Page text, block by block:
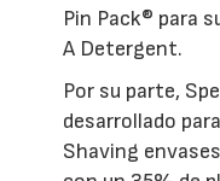
Pin Pack® para
A Detergent.
Por su parte,
desarrollado
Shaving